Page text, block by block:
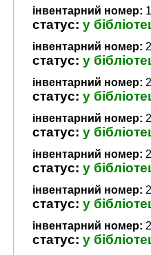
інвентарний номер:
статус: у
інвентарний номер:
статус: у
інвентарний номер:
статус: у
інвентарний номер:
статус: у
інвентарний номер:
статус: у
інвентарний номер:
статус: у
інвентарний номер:
статус: у